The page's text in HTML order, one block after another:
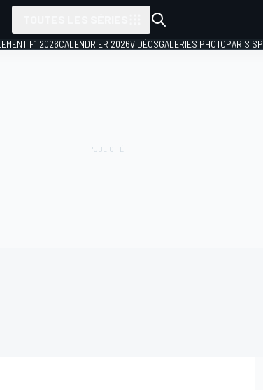
F1 2026CALENDRIER 2026VIDÉOSGALERIES PHOTOPARIS